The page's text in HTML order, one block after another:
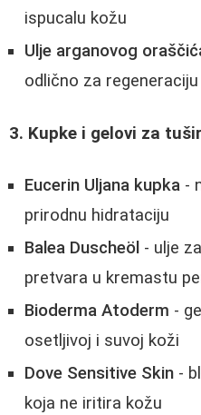
ispucalu kožu
Ulje arganovog
odlično za regeneraciju
3. Kupke i gelovi za
Eucerin Uljana kupka -
prirodnu hidrataciju
Balea Duscheöl - ulje
pretvara u kremastu
Bioderma Atoderm -
osetljivoj i suvoj koži
Dove Sensitive Skin -
koja ne iritira kožu